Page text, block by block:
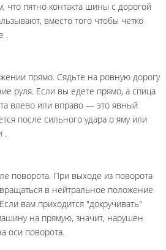
что пятно контакта шины с дорогой
вместо того чтобы четко
.
прямо. Сядьте на ровную дорогу
руля. Если вы едете прямо, а спица
влево или вправо — это явный
после сильного удара о яму или
.
поворота. При выходе из поворота
в нейтральное положение
вам приходится "докручивать"
на прямую, значит, нарушен
оси поворота.